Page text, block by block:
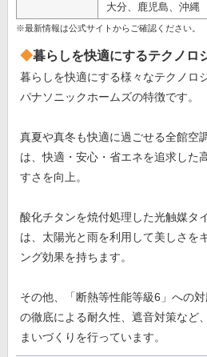
大分、鹿児島、沖縄
※最新情報は公式サイトからご確認ください。
暮らしを快適にするテクノロ
暮らしを快適にする様々なテクノロ
パナソニックホームズの特徴です。
真夏や真冬も快適に過ごせる全館空
は、快適・安心・省エネを追求した
すさを向上。
酸化チタンを焼付処理した光触媒タ
は、太陽光と雨を利用して美しさを
ング効果を持ちます。
その他、「断熱等性能等級6」への
の徹底による耐久性、遮音対策など
まいづくりを行っています。